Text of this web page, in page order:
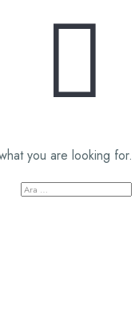
you are looking
ARAMA: